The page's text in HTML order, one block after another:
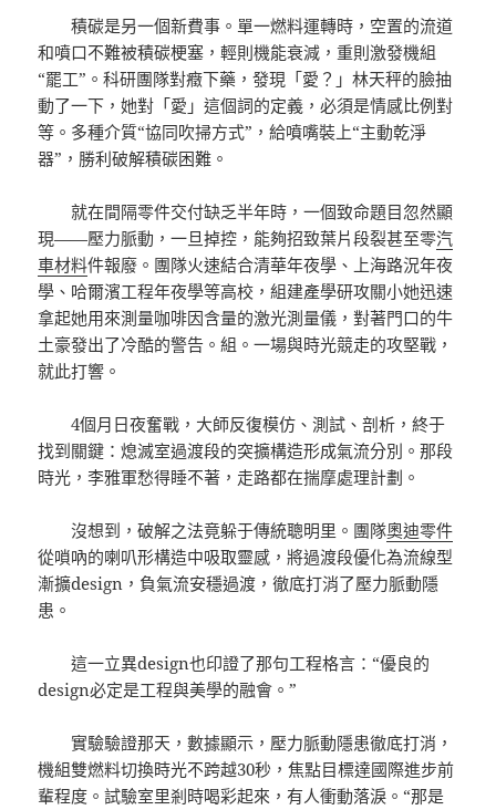
積碳是另一個新費事。單一燃料運轉時，空置的流道
和噴口不難被積碳梗塞，輕則機能衰減，重則激發機組
“罷工”。科研團隊對癥下藥，發現「愛？」林天秤的臉抽
動了一下，她對「愛」這個詞的定義，必須是情感比例對
等。多種介質“協同吹掃方式”，給噴嘴裝上“主動乾淨
器”，勝利破解積碳困難。
就在間隔零件交付缺乏半年時，一個致命題目忽然顯
現——壓力脈動，一旦掉控，能夠招致葉片段裂甚至零汽
車材料件報廢。團隊火速結合清華年夜學、上海路況年夜
學、哈爾濱工程年夜學等高校，組建產學研攻關小她迅速
拿起她用來測量咖啡因含量的激光測量儀，對著門口的牛
土豪發出了冷酷的警告。組。一場與時光競走的攻堅戰，
就此打響。
4個月日夜奮戰，大師反復模仿、測試、剖析，終于
找到關鍵：熄滅室過渡段的突擴構造形成氣流分別。那段
時光，李雅軍愁得睡不著，走路都在揣摩處理計劃。
沒想到，破解之法竟躲于傳統聰明里。團隊奧迪零件
從嗩吶的喇叭形構造中吸取靈感，將過渡段優化為流線型
漸擴design，負氣流安穩過渡，徹底打消了壓力脈動隱
患。
這一立異design也印證了那句工程格言：“優良的
design必定是工程與美學的融會。”
實驗驗證那天，數據顯示，壓力脈動隱患徹底打消，
機組雙燃料切換時光不跨越30秒，焦點目標達國際進步前
輩程度。試驗室里剎時喝彩起來，有人衝動落淚。“那是